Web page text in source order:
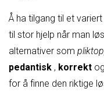
Å ha tilgang til et
til stor hjelp når man
alternativer som
pedantisk , korrekt og
for å finne den riktige